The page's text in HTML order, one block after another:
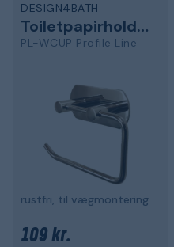
DESIGN4BATH
Toiletpapirholder
PL-WCUP Profile Line
rustfri, til vægmontering
109 kr.